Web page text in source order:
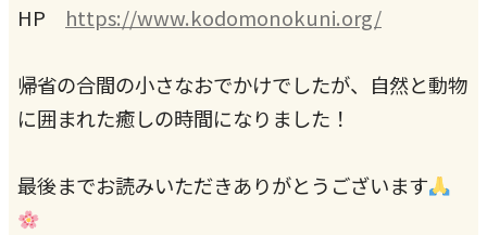
HP https://www.kodomonokuni.org/
帰省の合間の小さなおでかけでしたが、自然と動物
に囲まれた癒しの時間になりました！
最後までお読みいただきありがとうございます